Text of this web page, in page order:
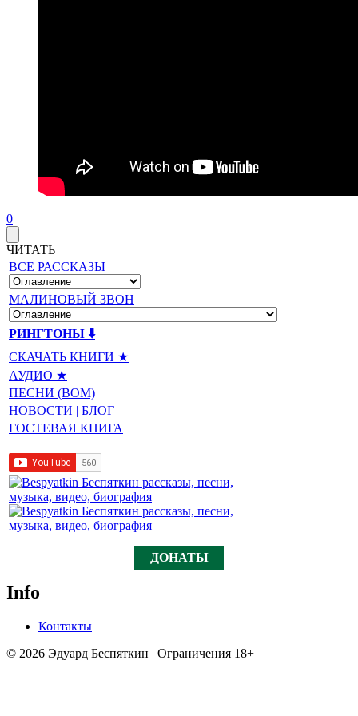
0
ЧИТАТЬ
ВСЕ РАССКАЗЫ
МАЛИНОВЫЙ ЗВОН
РИНГТОНЫ ⬇️
СКАЧАТЬ КНИГИ ★
АУДИО ★
ПЕСНИ (BOM)
НОВОСТИ | БЛОГ
ГОСТЕВАЯ КНИГА
ДОНАТЫ
Info
Контакты
© 2026 Эдуард Беспяткин | Ограничения 18+